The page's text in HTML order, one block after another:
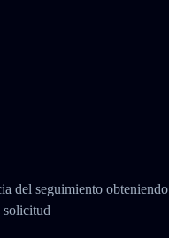
del seguimiento obteniendo
solicitud